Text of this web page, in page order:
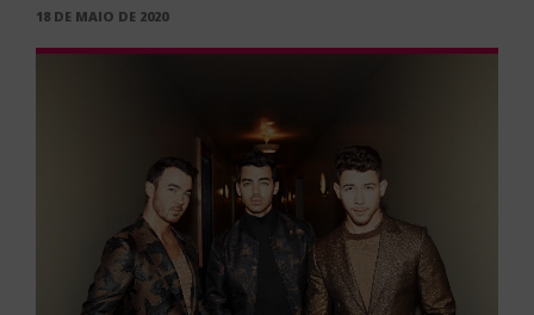
PUBLICADO
18 DE MAIO DE 2020